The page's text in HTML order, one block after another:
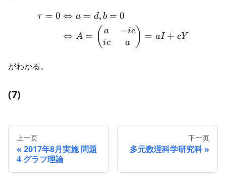
\begin{aligned} \tau = 0
τ = 0 ⇔ a = d, b = 0
⇔ A = ( a
ic
−ic
a ) = aI + cY
がわかる。
(7)
上一页
2017年8月実施 問題
4 グラフ理論
下一页
多元数理科学研究科